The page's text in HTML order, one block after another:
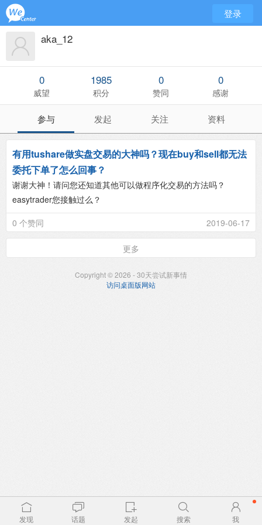
登录
aka_12
0
威望
1985
积分
0
赞同
0
感谢
参与 发起 关注 资料
有用tushare做实盘交易的大神吗？现在buy和sell都无法
委托下单了怎么回事？
谢谢大神！请问您还知道其他可以做程序化交易的方法吗？
easytrader您接触过么？
0 个赞同
2019-06-17
更多
Copyright © 2026 - 30天尝试新事情
访问桌面版网站
发现 话题 发起 搜索 我